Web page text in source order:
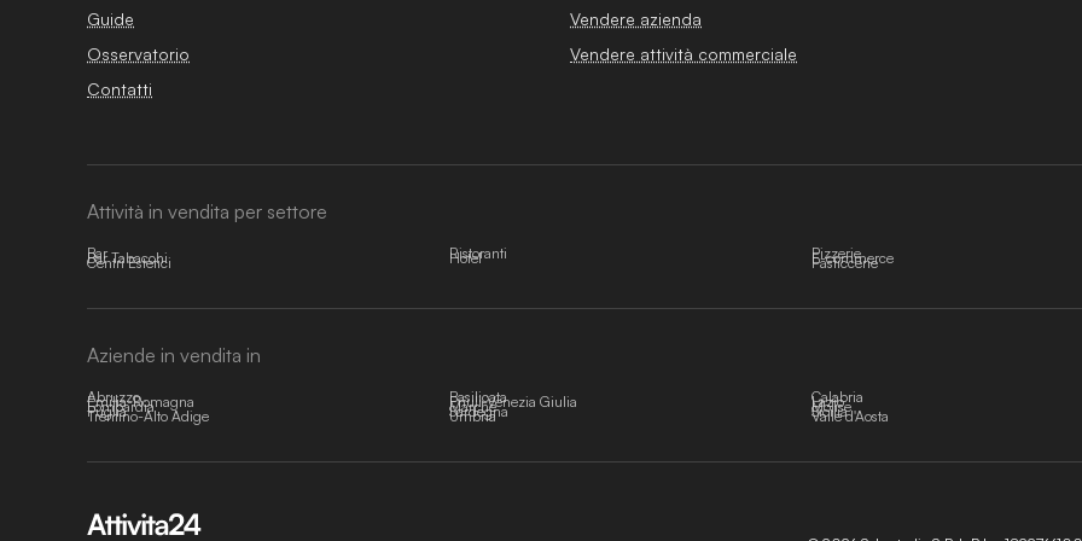
Guide
Osservatorio
Contatti
Vendere azienda
Vendere attività commerciale
Attività in vendita per settore
Bar Ristoranti Pizzerie
Bar Tabacchi Hotel E-commerce
Centri Estetici Pasticcerie
Aziende in vendita in
Abruzzo Basilicata Calabria
Emilia-Romagna Friuli-Venezia Giulia Lazio
Lombardia Marche Molise
Puglia Sardegna Sicilia
Trentino-Alto Adige Umbria Valle d'Aosta